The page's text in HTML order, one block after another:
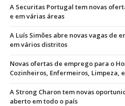
A Securitas Portugal tem novas
e em várias áreas
A Luís Simões abre novas vagas de
em vários distritos
Novas ofertas de emprego para o
Cozinheiros, Enfermeiros, Limpeza,
A Strong Charon tem novas
aberto em todo o país